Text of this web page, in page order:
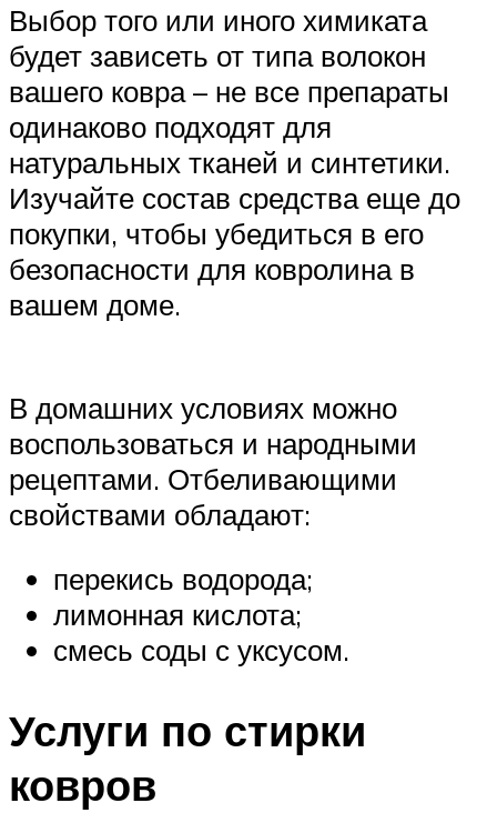
Выбор того или иного химиката
будет зависеть от типа волокон
вашего ковра – не все препараты
одинаково подходят для
натуральных тканей и синтетики.
Изучайте состав средства еще до
покупки, чтобы убедиться в его
безопасности для ковролина в
вашем доме.
В домашних условиях можно
воспользоваться и народными
рецептами. Отбеливающими
свойствами обладают:
перекись водорода;
лимонная кислота;
смесь соды с уксусом.
Услуги по стирки
ковров